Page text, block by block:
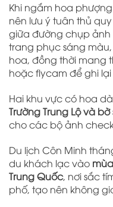
Khi ngắm hoa
nên lưu ý tuân thủ
giữa đường chụp
trang phục sáng
hoa, đồng thời mang
hoặc flycam để ghi
Hai khu vực có hoa
Trường Trung Lộ và
cho các bộ ảnh
Du lịch Côn Minh
du khách lạc vào
Trung Quốc, nơi sắc
phố, tạo nên không